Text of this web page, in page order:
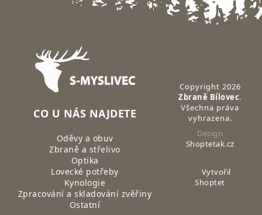
Zápatí
CO U NÁS NAJDETE
Oděvy a obuv
Zbraně a střelivo
Optika
Lovecké potřeby
Kynologie
Zpracování a skladování zvěřiny
Ostatní
Copyright 2026
Zbraně Bílovec.
Všechna práva
vyhrazena.
Design
Shoptetak.cz
Vytvořil
Shoptet